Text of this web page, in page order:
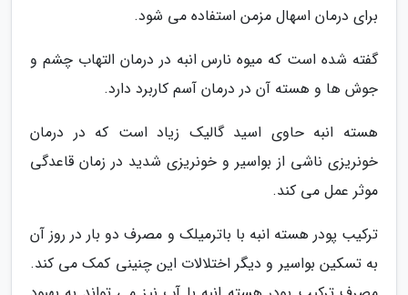
برای درمان اسهال مزمن استفاده می شود.
گفته شده است که میوه نارس انبه در درمان التهاب چشم و
جوش ها و هسته آن در درمان آسم کاربرد دارد.
هسته انبه حاوی اسید گالیک زیاد است که در درمان
خونریزی ناشی از بواسیر و خونریزی شدید در زمان قاعدگی
موثر عمل می کند.
ترکیب پودر هسته انبه با باترمیلک و مصرف دو بار در روز آن
به تسکین بواسیر و دیگر اختلالات این چنینی کمک می کند.